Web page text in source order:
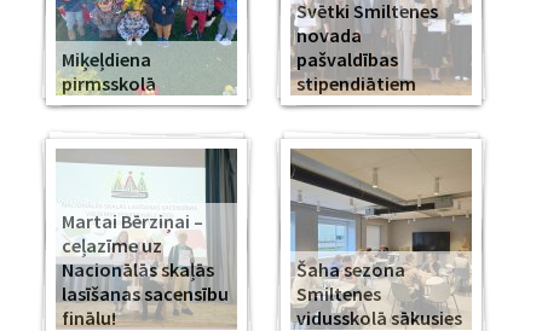
Miķeļdiena
pirmsskolā
Svētki Smiltenes
novada
pašvaldības
stipendiātiem
Martai Bērziņai –
ceļazīme uz
Nacionālās skaļās
lasīšanas sacensību
finālu!
Šaha sezona
Smiltenes
vidusskolā sākusies